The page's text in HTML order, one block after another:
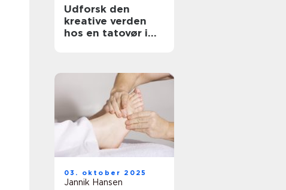
Udforsk den
kreative verden
hos en tatovør i
03. oktober 2025
Jannik Hansen